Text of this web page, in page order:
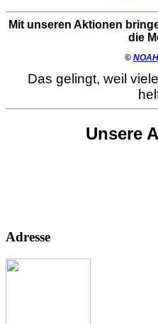
Mit unseren Aktionen
die
©
Das gelingt, weil
Unsere
Adresse